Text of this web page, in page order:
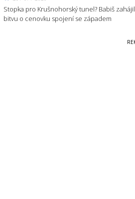
Stopka pro Krušnohorský tunel? Babiš zahájil
bitvu o cenovku spojení se západem